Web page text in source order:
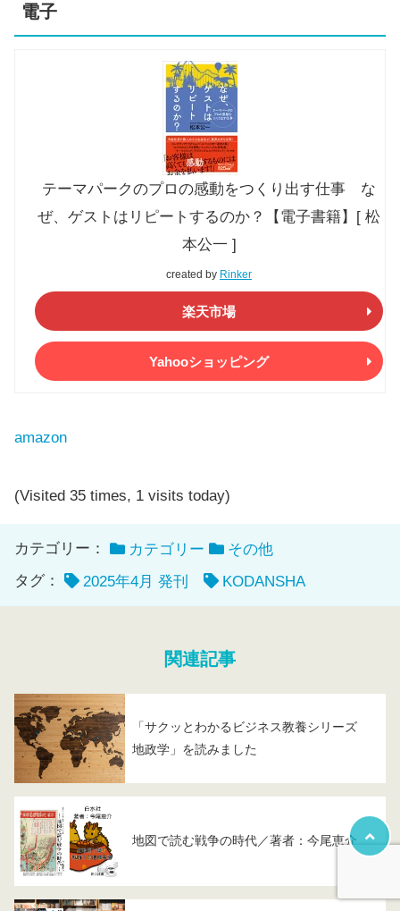
電子
テーマパークのプロの感動をつくり出す仕事 な
ぜ、ゲストはリピートするのか？【電子書籍】[ 松
本公一 ]
created by Rinker
楽天市場
Yahooショッピング
amazon
(Visited 35 times, 1 visits today)
カテゴリー： カテゴリー
その他
タグ：
2025年4月 発刊 KODANSHA
関連記事
「サクッとわかるビジネス教養シリーズ
地政学」を読みました
地図で読む戦争の時代／著者：今尾恵介